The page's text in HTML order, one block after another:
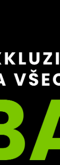
264
na
nejde o